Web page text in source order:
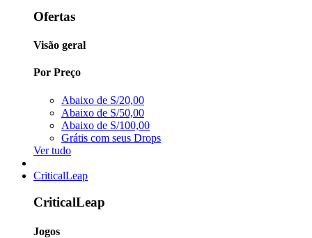
Ofertas
Visão geral
Por Preço
Abaixo de S/20,00
Abaixo de S/50,00
Abaixo de S/100,00
Grátis com seus Drops
Ver tudo
CriticalLeap
CriticalLeap
Jogos